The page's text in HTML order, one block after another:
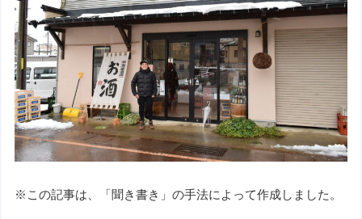
※この記事は、「聞き書き」の手法によって作成しました。